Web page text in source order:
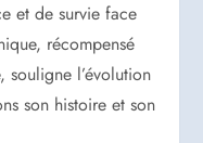
et de survie face
récompensé
l’évolution
son histoire et son